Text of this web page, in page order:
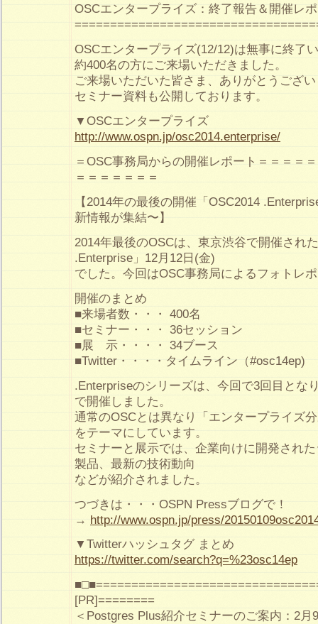
OSCエンタープライズ：終了報告＆開催レ
OSCエンタープライズ(12/12)は無事に終了
約400名の方にご来場いただきました。
ご来場いただいた皆さま、ありがとうござ
セミナー資料も公開しております。
▼OSCエンタープライズ
http://www.ospn.jp/osc2014.enterprise/
＝OSC事務局からの開催レポート＝＝＝＝
＝＝＝＝＝＝＝
【2014年の最後の開催「OSC2014
新情報が集結〜】
2014年最後のOSCは、東京渋谷で開催され
.Enterprise」12月12日(金)
でした。今回はOSC事務局によるフォトレ
開催のまとめ
■来場者数・・・ 400名
■セミナー・・・ 36セッション
■展 示・・・・ 34ブース
■Twitter・・・・タイムライン（#osc14ep)
.Enterpriseのシリーズは、今回で3回目とな
で開催しました。
通常のOSCとは異なり「エンタープライズ
をテーマにしています。
セミナーと展示では、企業向けに開発され
製品、最新の技術動向
などが紹介されました。
つづきは・・・OSPN Pressブログで！
→ http://www.ospn.jp/press/
▼Twitterハッシュタグ まとめ
https://twitter.com/search?q=%23osc14ep
[PR]========
＜Postgres Plus紹介セミナーのご案内：2月